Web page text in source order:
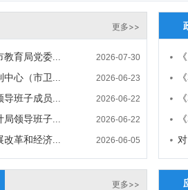
更多>>
教育局党委... 2026-07-30
中心（市卫... 2026-06-23
导班子成员... 2026-06-22
局领导班子... 2026-06-22
改革和经济... 2026-06-05
更多>>